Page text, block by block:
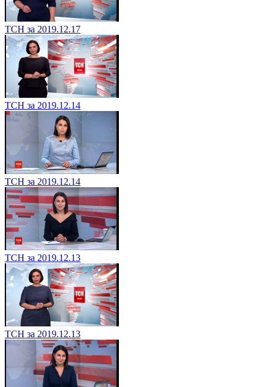
ТСН за 2019.12.17
ТСН за 2019.12.14
ТСН за 2019.12.14
ТСН за 2019.12.13
ТСН за 2019.12.13